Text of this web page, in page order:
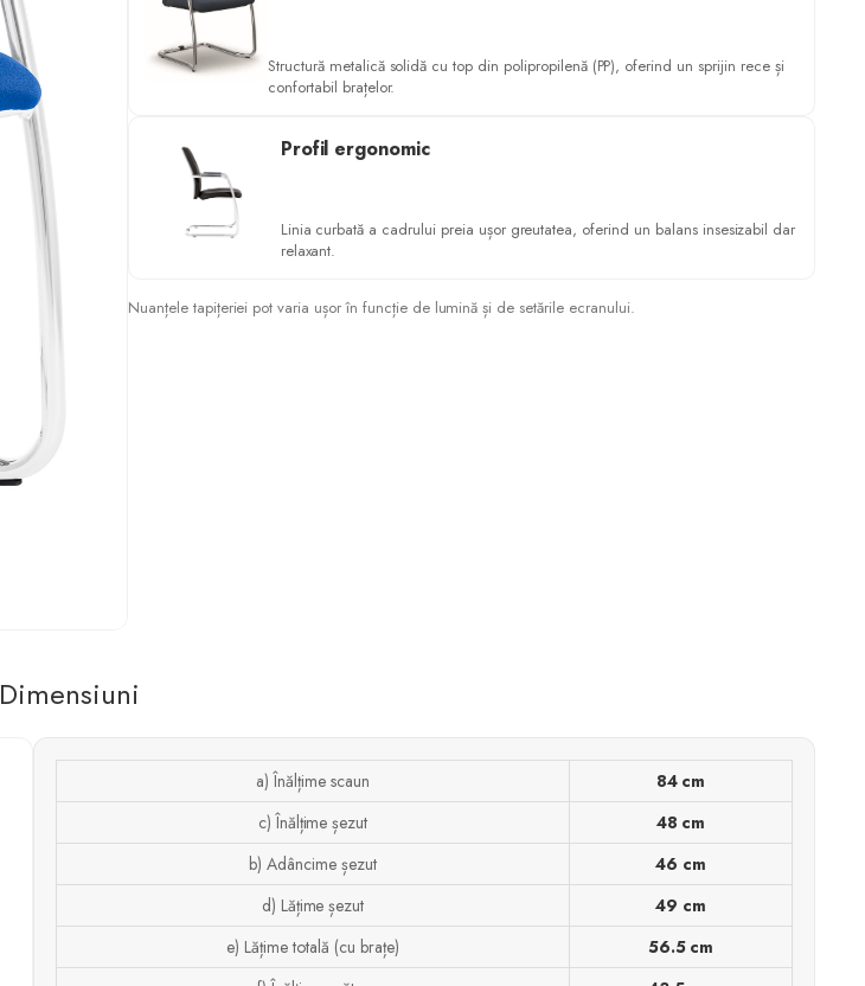
Structură metalică solidă cu top din polipropilenă (PP), oferind un sprijin rece și
confortabil brațelor.
Profil ergonomic
Linia curbată a cadrului preia ușor greutatea, oferind un balans insesizabil dar
relaxant.
Nuanțele tapițeriei pot varia ușor în funcție de lumină și de setările ecranului.
Dimensiuni
a) Înălțime scaun
84 cm
c) Înălțime șezut
48 cm
b) Adâncime șezut
46 cm
d) Lățime șezut
49 cm
e) Lățime totală (cu brațe)
56.5 cm